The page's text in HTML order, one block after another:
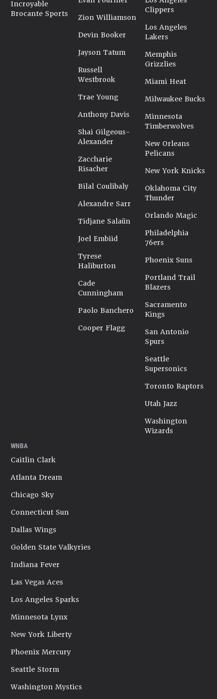
Incroyable
Brocante Sports
Zion Williamson
Devin Booker
Jayson Tatum
Russell
Westbrook
Trae Young
Anthony Davis
Shai Gilgeous-
Alexander
Zaccharie
Risacher
Bilal Coulibaly
Alexandre Sarr
Tidjane Salaün
Joel Embiid
Tyrese
Haliburton
Cade
Cunningham
Paolo Banchero
Cooper Flagg
Clippers
Los Angeles
Lakers
Memphis
Grizzlies
Miami Heat
Milwaukee Bucks
Minnesota
Timberwolves
New Orleans
Pelicans
New York Knicks
Oklahoma City
Thunder
Orlando Magic
Philadelphia
76ers
Phoenix Suns
Portland Trail
Blazers
Sacramento
Kings
San Antonio
Spurs
Seattle
Supersonics
Toronto Raptors
Utah Jazz
Washington
Wizards
WNBA
Caitlin Clark
Atlanta Dream
Chicago Sky
Connecticut Sun
Dallas Wings
Golden State Valkyries
Indiana Fever
Las Vegas Aces
Los Angeles Sparks
Minnesota Lynx
New York Liberty
Phoenix Mercury
Seattle Storm
Washington Mystics